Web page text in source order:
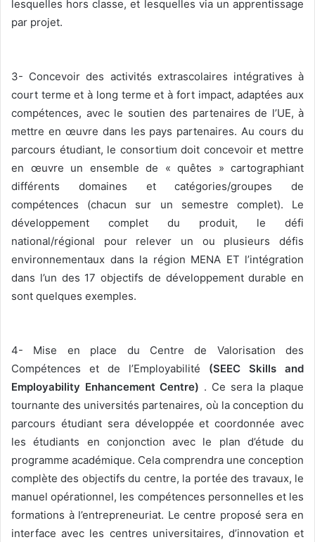
lesquelles hors classe, et lesquelles via un apprentissage
par projet.
3- Concevoir des activités extrascolaires intégratives à
court terme et à long terme et à fort impact, adaptées aux
compétences, avec le soutien des partenaires de l’UE, à
mettre en œuvre dans les pays partenaires. Au cours du
parcours étudiant, le consortium doit concevoir et mettre
en œuvre un ensemble de « quêtes » cartographiant
différents domaines et catégories/groupes de
compétences (chacun sur un semestre complet). Le
développement complet du produit, le défi
national/régional pour relever un ou plusieurs défis
environnementaux dans la région MENA ET l’intégration
dans l’un des 17 objectifs de développement durable en
sont quelques exemples.
4- Mise en place du Centre de Valorisation des
Compétences et de l’Employabilité (SEEC Skills and
Employability Enhancement Centre) . Ce sera la plaque
tournante des universités partenaires, où la conception du
parcours étudiant sera développée et coordonnée avec
les étudiants en conjonction avec le plan d’étude du
programme académique. Cela comprendra une conception
complète des objectifs du centre, la portée des travaux, le
manuel opérationnel, les compétences personnelles et les
formations à l’entrepreneuriat. Le centre proposé sera en
interface avec les centres universitaires, d’innovation et